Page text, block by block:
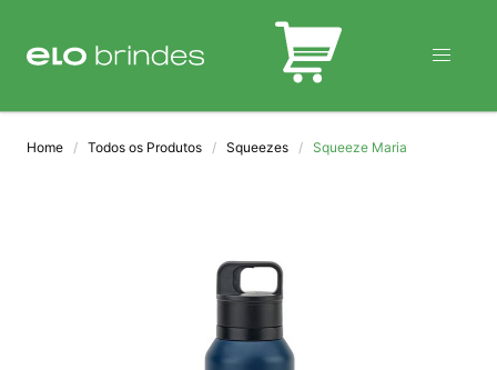
BLOG
Home Todos os Produtos Squeezes Squeeze Maria